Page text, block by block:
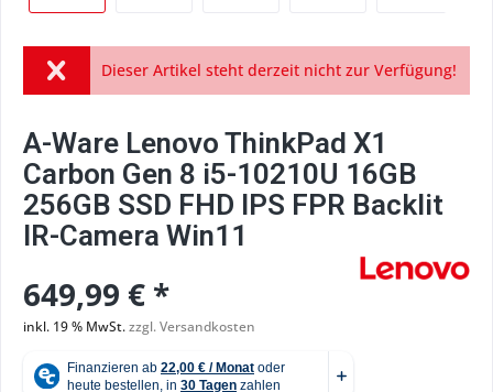
Dieser Artikel steht derzeit nicht zur Verfügung!
A-Ware Lenovo ThinkPad X1
Carbon Gen 8 i5-10210U 16GB
256GB SSD FHD IPS FPR Backlit
IR-Camera Win11
649,99 € *
inkl. 19 % MwSt.zzgl. Versandkosten